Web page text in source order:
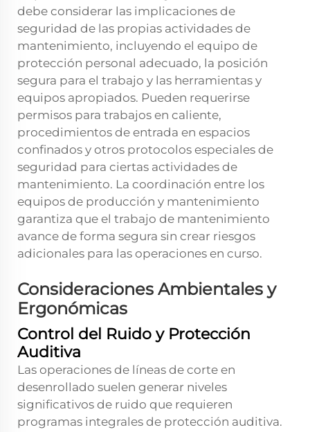
debe considerar las implicaciones de
seguridad de las propias actividades de
mantenimiento, incluyendo el equipo de
protección personal adecuado, la posición
segura para el trabajo y las herramientas y
equipos apropiados. Pueden requerirse
permisos para trabajos en caliente,
procedimientos de entrada en espacios
confinados y otros protocolos especiales de
seguridad para ciertas actividades de
mantenimiento. La coordinación entre los
equipos de producción y mantenimiento
garantiza que el trabajo de mantenimiento
avance de forma segura sin crear riesgos
adicionales para las operaciones en curso.
Consideraciones Ambientales y
Ergonómicas
Control del Ruido y Protección
Auditiva
Las operaciones de líneas de corte en
desenrollado suelen generar niveles
significativos de ruido que requieren
programas integrales de protección auditiva.